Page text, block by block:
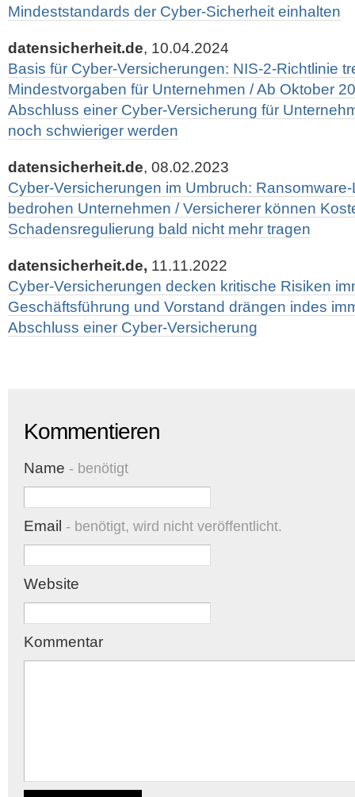
Mindeststandards der Cyber-Sicherheit einhalten
datensicherheit.de, 10.04.2024
Basis für Cyber-Versicherungen: NIS-2-Richtlinie
Mindestvorgaben für Unternehmen / Ab Oktober
Abschluss einer Cyber-Versicherung für
noch schwieriger werden
datensicherheit.de, 08.02.2023
Cyber-Versicherungen im Umbruch:
bedrohen Unternehmen / Versicherer können
Schadensregulierung bald nicht mehr tragen
datensicherheit.de, 11.11.2022
Cyber-Versicherungen decken kritische Risiken
Geschäftsführung und Vorstand drängen indes
Abschluss einer Cyber-Versicherung
Kommentieren
Name - benötigt
Email - benötigt, wird nicht veröffentlicht.
Website
Kommentar